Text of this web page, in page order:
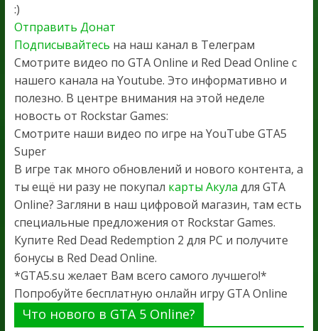
:)
Отправить Донат
Подписывайтесь на наш канал в Телеграм
Смотрите видео по GTA Online и Red Dead Online с
нашего канала на Youtube. Это информативно и
полезно. В центре внимания на этой неделе
новость от Rockstar Games:
Смотрите наши видео по игре на YouTube GTA5
Super
В игре так много обновлений и нового контента, а
ты ещё ни разу не покупал карты Акула для GTA
Online? Загляни в наш цифровой магазин, там есть
специальные предложения от Rockstar Games.
Купите Red Dead Redemption 2 для PC и получите
бонусы в Red Dead Online.
*GTA5.su желает Вам всего самого лучшего!*
Попробуйте бесплатную онлайн игру GTA Online
Что нового в GTA 5 Online?